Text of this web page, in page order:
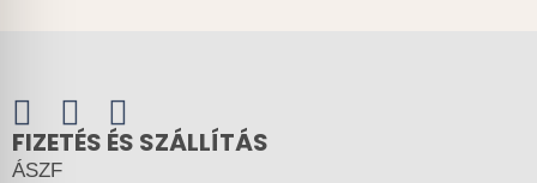
FIZETÉS ÉS SZÁLLÍTÁS
ÁSZF